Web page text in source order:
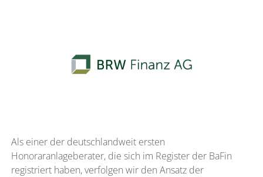
Als einer der deutschlandweit ersten
Honoraranlageberater, die sich im Register der BaFin
registriert haben, verfolgen wir den Ansatz der